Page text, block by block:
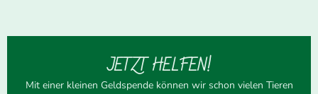
JETZT HELFEN!
Mit einer kleinen Geldspende können wir schon vielen Tieren